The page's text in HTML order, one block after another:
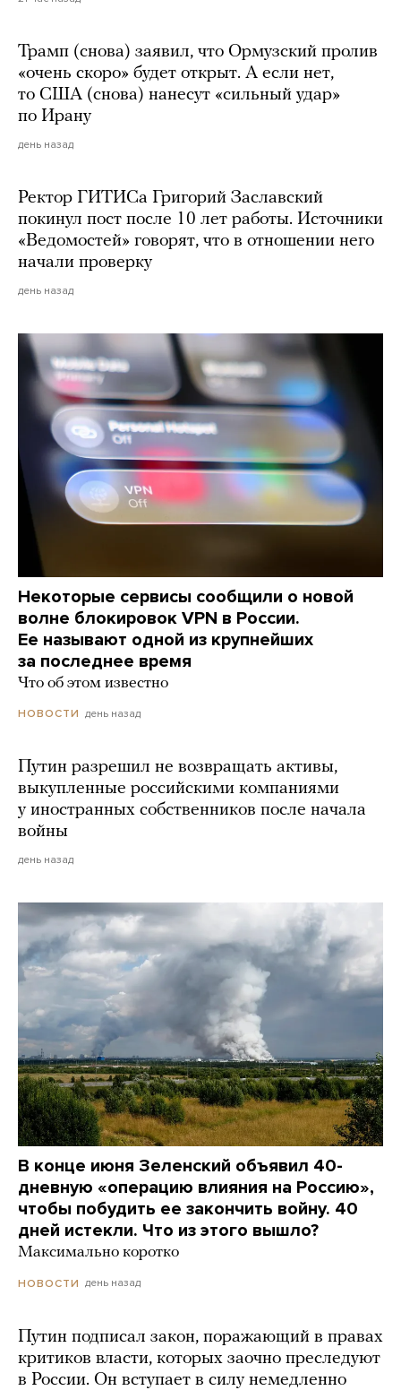
Трамп (снова) заявил, что Ормузский пролив
«очень скоро» будет открыт. А если нет,
то США (снова) нанесут «сильный удар»
по Ирану
день назад
Ректор ГИТИСа Григорий Заславский
покинул пост после 10 лет работы. Источники
«Ведомостей» говорят, что в отношении него
начали проверку
день назад
Некоторые сервисы сообщили о новой
волне блокировок VPN в России.
Ее называют одной из крупнейших
за последнее время
Что об этом известно
НОВОСТИ день назад
Путин разрешил не возвращать активы,
выкупленные российскими компаниями
у иностранных собственников после начала
войны
день назад
В конце июня Зеленский объявил 40-
дневную «операцию влияния на Россию»,
чтобы побудить ее закончить войну. 40
дней истекли. Что из этого вышло?
Максимально коротко
НОВОСТИ день назад
Путин подписал закон, поражающий в правах
критиков власти, которых заочно преследуют
в России. Он вступает в силу немедленно